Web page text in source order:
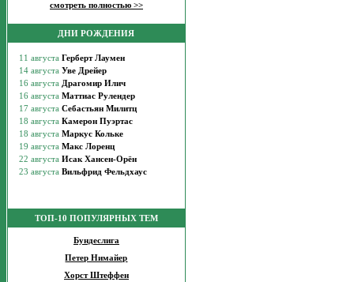
смотреть полностью >>
ДНИ РОЖДЕНИЯ
ТОП-10 ПОПУЛЯРНЫХ ТЕМ
Бундеслига
Петер Нимайер
Хорст Штеффен